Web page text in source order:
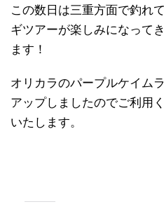
この数日は三重方面で釣れ
ギツアーが楽しみになって
ます！
オリカラのパープルケイム
アップしましたのでご利用
いたします。